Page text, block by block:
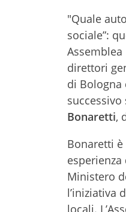
"Quale
sociale”:
direttori
di Bologna
Bonaretti,
Bonaretti
Ministero
l’iniziativa
locali.